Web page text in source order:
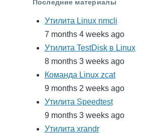
Последние материалы
Утилита Linux nmcli
7 months 4 weeks ago
Утилита TestDisk в Linux
8 months 3 weeks ago
Команда Linux zcat
9 months 2 weeks ago
Утилита Speedtest
9 months 3 weeks ago
Утилита xrandr